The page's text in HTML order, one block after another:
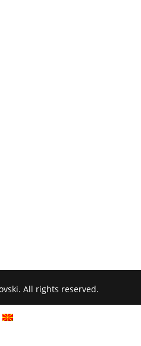
All rights reserved.